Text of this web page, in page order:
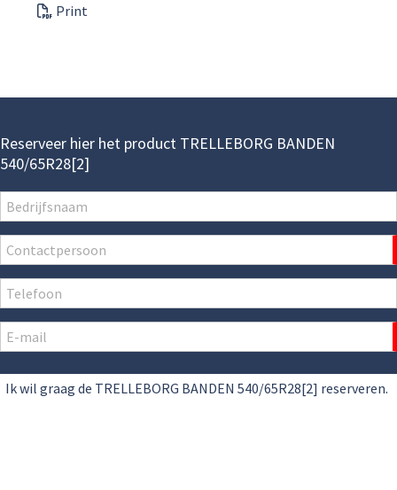
Print
Reserveer hier het product TRELLEBORG BANDEN
540/65R28[2]